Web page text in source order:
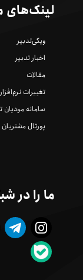
لینک‌های
ویکی‌تدبیر
اخبار تدبیر
مقالات
تغییرات نرم‌افزار
سامانه مودیان
پورتال مشتریان
ما را در